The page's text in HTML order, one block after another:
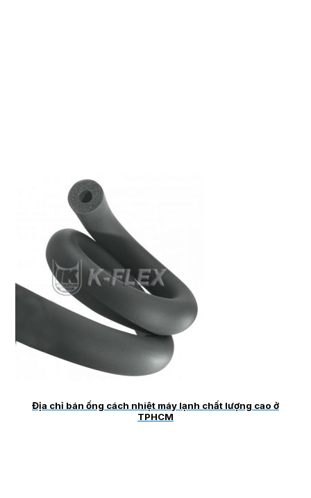
Địa chỉ bán ống cách nhiệt máy lạnh chất lượng cao ở
TPHCM